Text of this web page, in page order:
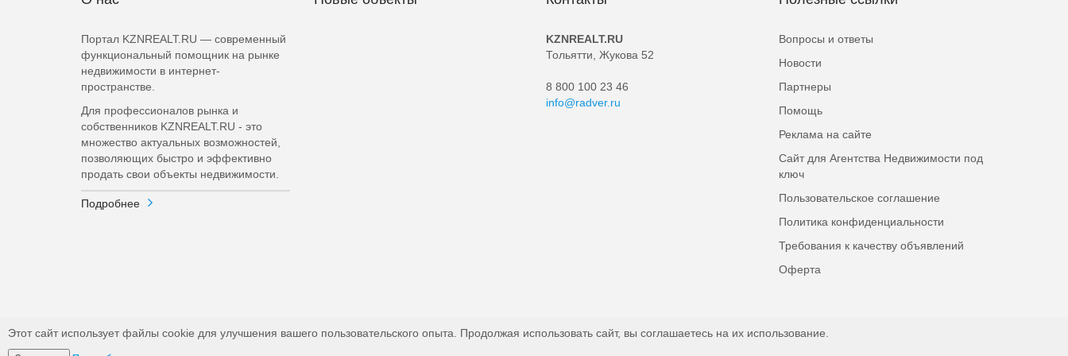
Портал KZNREALT.RU — современный
функциональный помощник на рынке
недвижимости в интернет-
пространстве.
Для профессионалов рынка и
собственников KZNREALT.RU - это
множество актуальных возможностей,
позволяющих быстро и эффективно
продать свои объекты недвижимости.
Подробнее
KZNREALT.RU
Тольятти, Жукова 52
8 800 100 23 46
info@radver.ru
Вопросы и ответы
Новости
Партнеры
Помощь
Реклама на сайте
Сайт для Агентства Недвижимости под
ключ
Пользовательское соглашение
Политика конфиденциальности
Требования к качеству объявлений
Оферта
Этот сайт использует файлы cookie для улучшения вашего пользовательского опыта. Продолжая использовать сайт, вы соглашаетесь на их использование.